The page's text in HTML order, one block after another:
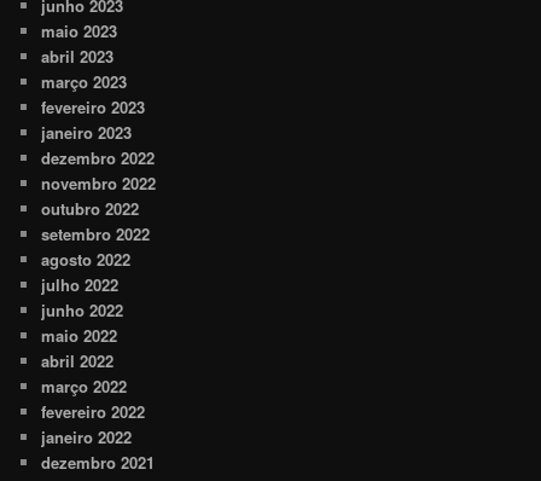
junho 2023
maio 2023
abril 2023
março 2023
fevereiro 2023
janeiro 2023
dezembro 2022
novembro 2022
outubro 2022
setembro 2022
agosto 2022
julho 2022
junho 2022
maio 2022
abril 2022
março 2022
fevereiro 2022
janeiro 2022
dezembro 2021